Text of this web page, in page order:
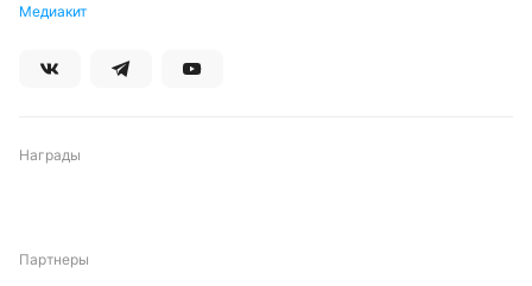
Медиакит
Награды
Партнеры